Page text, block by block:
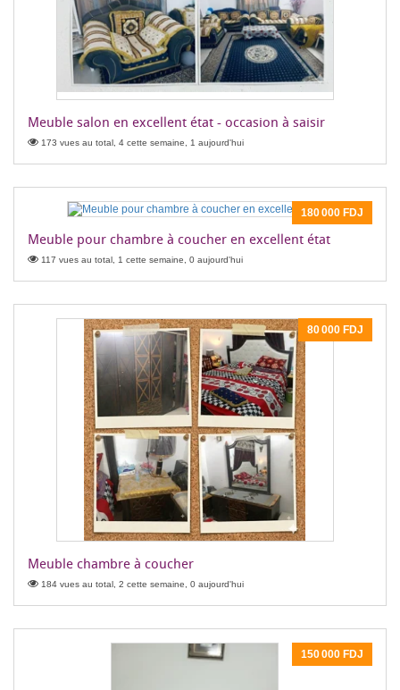
Meuble salon en excellent état - occasion à saisir
173 vues au total, 4 cette semaine, 1 aujourd'hui
180 000 FDJ
Meuble pour chambre à coucher en excellent état
117 vues au total, 1 cette semaine, 0 aujourd'hui
80 000 FDJ
Meuble chambre à coucher
184 vues au total, 2 cette semaine, 0 aujourd'hui
150 000 FDJ